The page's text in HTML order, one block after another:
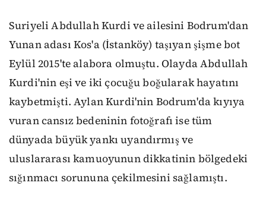
Suriyeli Abdullah Kurdi ve ailesini Bodrum'dan
Yunan adası Kos'a (İstanköy) taşıyan şişme bot
Eylül 2015'te alabora olmuştu. Olayda Abdullah
Kurdi'nin eşi ve iki çocuğu boğularak hayatını
kaybetmişti. Aylan Kurdi'nin Bodrum'da kıyıya
vuran cansız bedeninin fotoğrafı ise tüm
dünyada büyük yankı uyandırmış ve
uluslararası kamuoyunun dikkatinin bölgedeki
sığınmacı sorununa çekilmesini sağlamıştı.